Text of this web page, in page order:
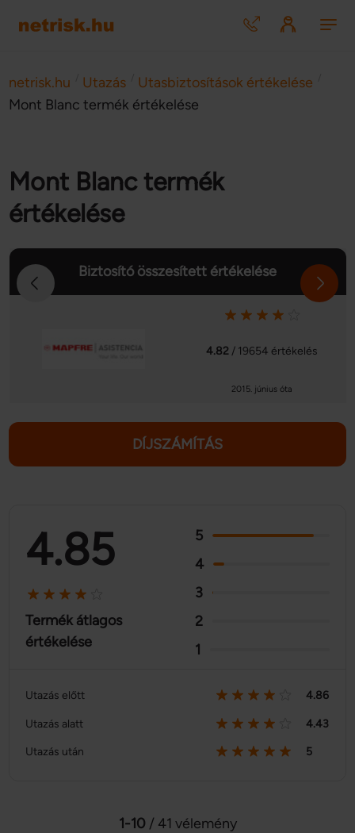
netrisk.hu Utazás Utasbiztosítások értékelése
Mont Blanc termék értékelése
Mont Blanc termék
értékelése
Biztosító összesített értékelése
4.82 / 19654 értékelés
2015. június óta
DÍJSZÁMÍTÁS
4.85
Termék átlagos
értékelése
5
4
3
2
1
Utazás előtt 4.86
Utazás alatt 4.43
Utazás után 5
1-10 / 41 vélemény